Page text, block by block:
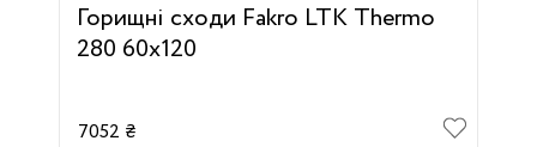
Горищні сходи Fakro LTK Thermo
280 60х120
7052 ₴